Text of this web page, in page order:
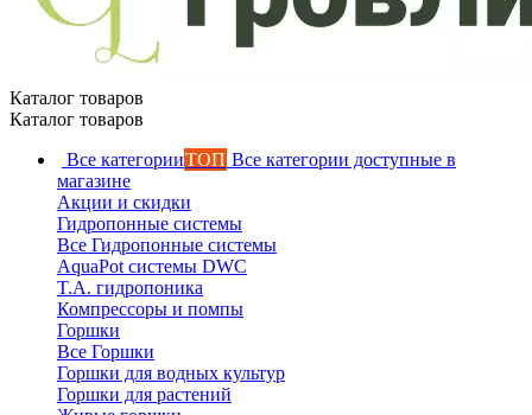
Каталог товаров
Каталог товаров
Все категорииТОП Все категории доступные в
магазине
Акции и скидки
Гидропонные системы
Все Гидропонные системы
AquaPot системы DWC
T.A. гидропоника
Компрессоры и помпы
Горшки
Все Горшки
Горшки для водных культур
Горшки для растений